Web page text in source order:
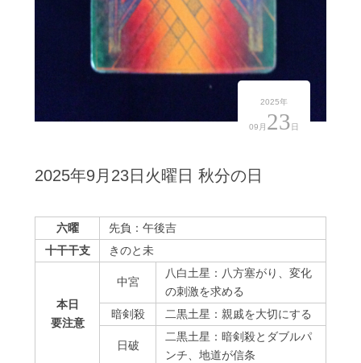
2025年
09月 23 日
2025年9月23日火曜日 秋分の日
六曜
先負：午後吉
十干干支
きのと未
本日
要注意
中宮
八白土星：八方塞がり、変化
の刺激を求める
暗剣殺
二黒土星：親戚を大切にする
⽇破
二黒土星：暗剣殺とダブルパ
ンチ、地道が信条